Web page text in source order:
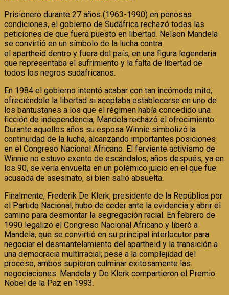
Prisionero durante 27 años (1963-1990) en penosas
condiciones, el gobierno de Sudáfrica rechazó todas las
peticiones de que fuera puesto en libertad. Nelson Mandela
se convirtió en un símbolo de la lucha contra
el apartheid dentro y fuera del país, en una figura legendaria
que representaba el sufrimiento y la falta de libertad de
todos los negros sudafricanos.
En 1984 el gobierno intentó acabar con tan incómodo mito,
ofreciéndole la libertad si aceptaba establecerse en uno de
los bantustanes a los que el régimen había concedido una
ficción de independencia; Mandela rechazó el ofrecimiento.
Durante aquellos años su esposa Winnie simbolizó la
continuidad de la lucha, alcanzando importantes posiciones
en el Congreso Nacional Africano. El ferviente activismo de
Winnie no estuvo exento de escándalos; años después, ya en
los 90, se vería envuelta en un polémico juicio en el que fue
acusada de asesinato, si bien salió absuelta.
Finalmente, Frederik De Klerk, presidente de la República por
el Partido Nacional, hubo de ceder ante la evidencia y abrir el
camino para desmontar la segregación racial. En febrero de
1990 legalizó el Congreso Nacional Africano y liberó a
Mandela, que se convirtió en su principal interlocutor para
negociar el desmantelamiento del apartheid y la transición a
una democracia multirracial; pese a la complejidad del
proceso, ambos supieron culminar exitosamente las
negociaciones. Mandela y De Klerk compartieron el Premio
Nobel de la Paz en 1993.